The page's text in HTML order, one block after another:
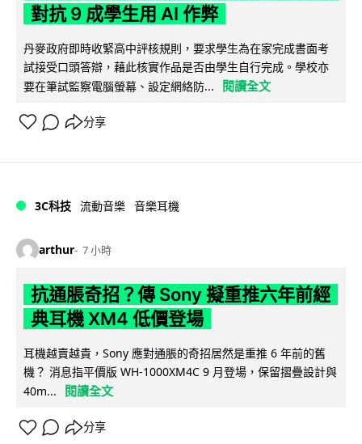
對抗 9 成學生用 AI 作弊
丹麥政府即時收緊高中評核規則，要求學生為在家完成書面考
試接受口頭答辯，藉此核實作品是否由學生自行完成。學校亦
要在筆試監察電腦螢幕、設定網絡防...
閱讀全文
分享
3C科技 流動音樂 音樂耳機
arthur 7 小時
抗通脹奇招？傳 Sony 擬重推六年前經
典耳機 XM4 低價登場
耳機越賣越貴，Sony 應對通脹的奇招居然是重推 6 年前的舊
機？ 消息指平價版 WH-1000XM4C 9 月登場，保留摺疊設計與
40m...
閱讀全文
分享